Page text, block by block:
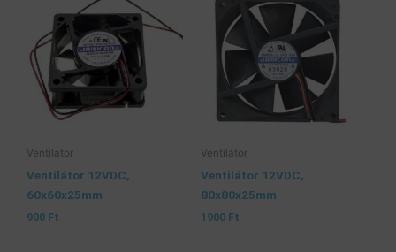
Ventilátor
Ventilátor 12VDC,
60x60x25mm
900 Ft
Ventilátor
Ventilátor 12VDC,
80x80x25mm
1900 Ft